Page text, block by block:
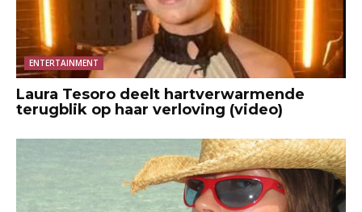
ENTERTAINMENT
Laura Tesoro deelt hartverwarmende
terugblik op haar verloving (video)